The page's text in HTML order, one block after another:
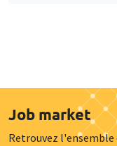
Job market
Retrouvez l'ensemble